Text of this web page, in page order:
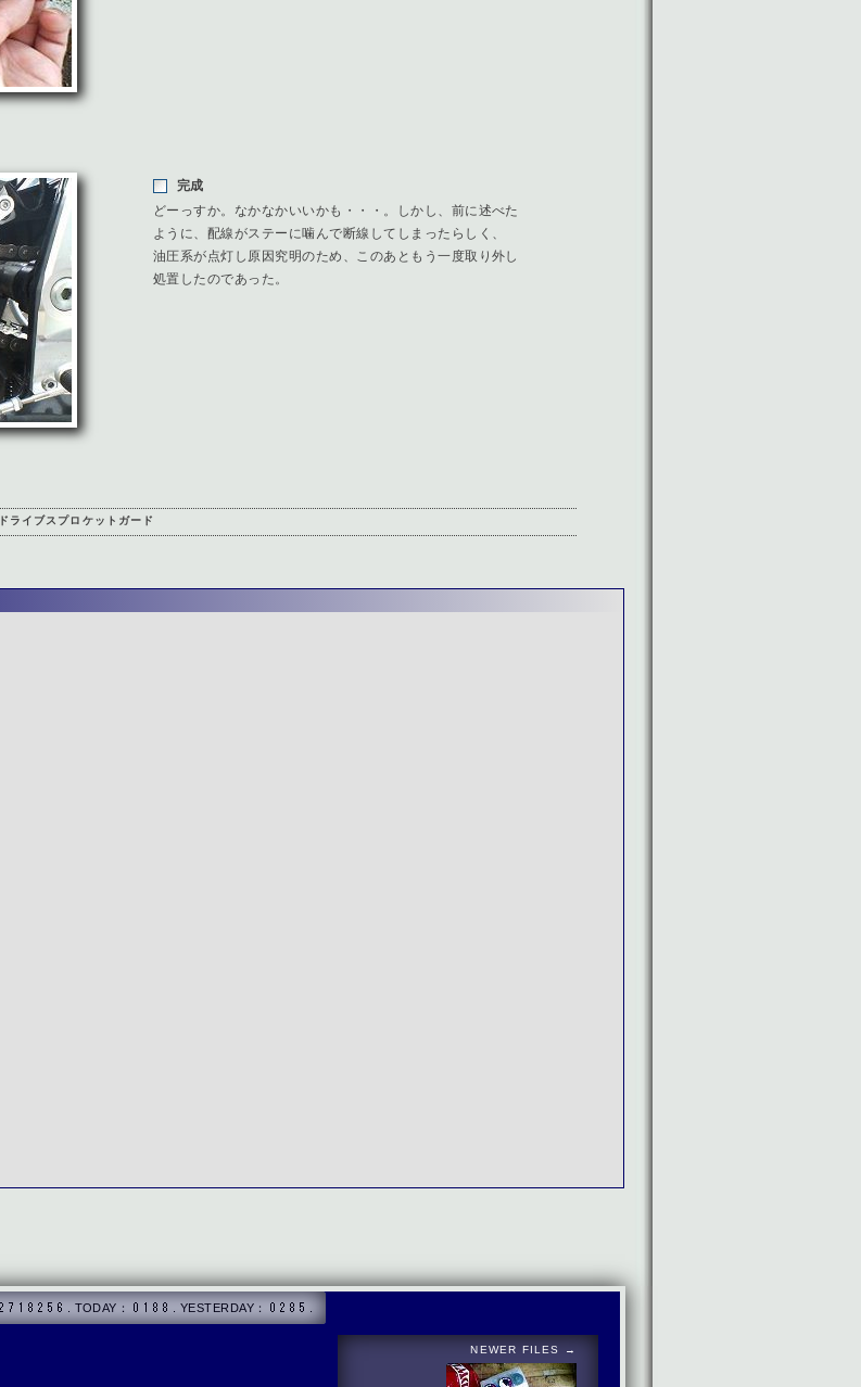
完成
どーっすか。なかなかいいかも・・・。しかし、前に述べた
ように、配線がステーに噛んで断線してしまったらしく、
油圧系が点灯し原因究明のため、このあともう一度取り外し
処置したのであった。
ドライブスプロケットガード
. TODAY： . YESTERDAY：
NEWER FILES →